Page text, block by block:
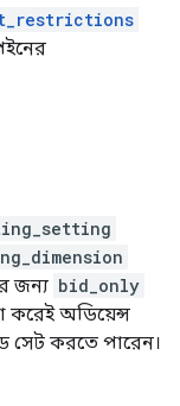
জন্য bid_only
করেই অডিয়েন্স
সেট করতে পারেন।